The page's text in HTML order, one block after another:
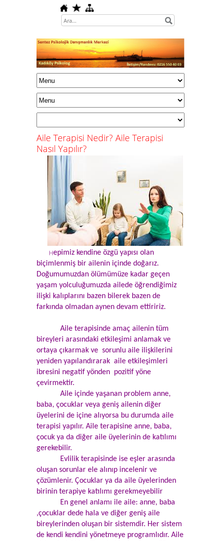
Aile Terapisi Nedir? Aile Terapisi
Nasıl Yapılır?
Hepimiz kendine özgü yapısı olan
biçimlenmiş bir ailenin içinde doğarız.
Doğumumuzdan ölümümüze kadar geçen
yaşam yolculuğumuzda ailede öğrendiğimiz
ilişki kalıplarını bazen bilerek bazen de
farkında olmadan aynen devam ettiririz.
Aile terapisinde amaç ailenin tüm
bireyleri arasındaki etkileşimi anlamak ve
ortaya çıkarmak ve sorunlu aile ilişkilerini
yeniden yapılandırarak aile etkileşimleri
ibresini negatif yönden pozitif yöne
çevirmektir.
Aile içinde yaşanan problem anne,
baba, çocuklar veya geniş ailenin diğer
üyelerini de içine alıyorsa bu durumda aile
terapisi yapılır. Aile terapisine anne, baba,
çocuk ya da diğer aile üyelerinin de katılımı
gerekebilir.
Evlilik terapisinde ise eşler arasında
oluşan sorunlar ele alınıp incelenir ve
çözümlenir. Çocuklar ya da aile üyelerinden
birinin terapiye katılımı gerekmeyebilir
En genel anlamı ile aile: anne, baba
,çocuklar dede hala ve diğer geniş aile
bireylerinden oluşan bir sistemdir. Her sistem
de kendi kendini yönetmeye programlıdır. Aile